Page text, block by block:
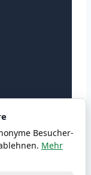
Besucher-
Mehr